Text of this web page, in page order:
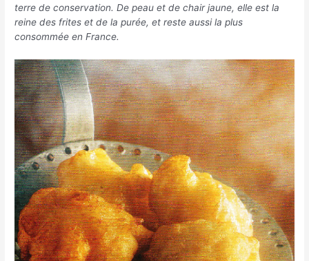
terre de conservation. De peau et de chair jaune, elle est la
reine des frites et de la purée, et reste aussi la plus
consommée en France.